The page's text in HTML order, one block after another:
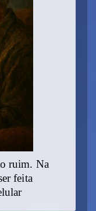
ruim. Na
feita